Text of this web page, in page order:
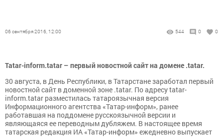
06 сентября 2016, 12:00 544 0 0
Tatar-inform.tatar – первый новостной сайт на домене .tatar.
30 августа, в День Республики, в Татарстане заработал первый
новостной сайт в доменной зоне .tatar. По адресу tatar-
inform.tatar разместилась татароязычная версия
Информационного агентства «Татар-информ», ранее
работавшая на поддомене русскоязычной версии и
являющаяся ее переводным дубляжем. В настоящее время
татарская редакция ИА «Татар-информ» ежедневно выпускает